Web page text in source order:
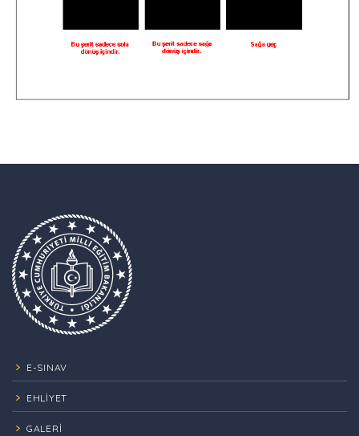
E-SINAV
EHLİYET
GALERİ